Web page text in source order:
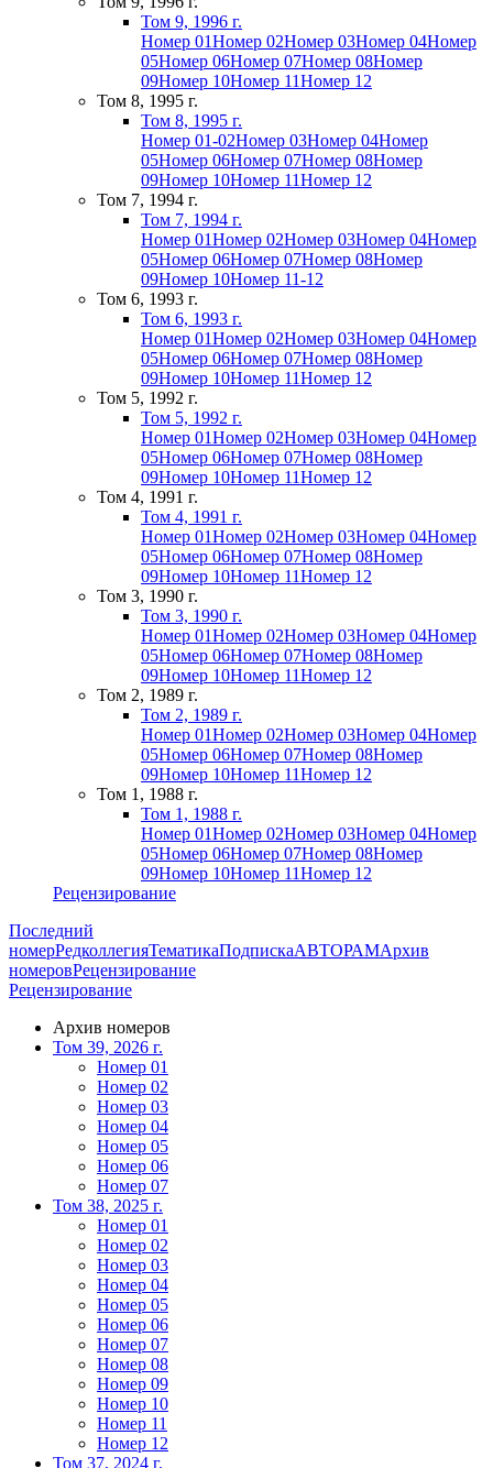
Том 9, 1996 г.
Номер 01Номер 02Номер 03Номер 04Номер
05Номер 06Номер 07Номер 08Номер
09Номер 10Номер 11Номер 12
Том 8, 1995 г.
Том 8, 1995 г.
Номер 01-02Номер 03Номер 04Номер
05Номер 06Номер 07Номер 08Номер
09Номер 10Номер 11Номер 12
Том 7, 1994 г.
Том 7, 1994 г.
Номер 01Номер 02Номер 03Номер 04Номер
05Номер 06Номер 07Номер 08Номер
09Номер 10Номер 11-12
Том 6, 1993 г.
Том 6, 1993 г.
Номер 01Номер 02Номер 03Номер 04Номер
05Номер 06Номер 07Номер 08Номер
09Номер 10Номер 11Номер 12
Том 5, 1992 г.
Том 5, 1992 г.
Номер 01Номер 02Номер 03Номер 04Номер
05Номер 06Номер 07Номер 08Номер
09Номер 10Номер 11Номер 12
Том 4, 1991 г.
Том 4, 1991 г.
Номер 01Номер 02Номер 03Номер 04Номер
05Номер 06Номер 07Номер 08Номер
09Номер 10Номер 11Номер 12
Том 3, 1990 г.
Том 3, 1990 г.
Номер 01Номер 02Номер 03Номер 04Номер
05Номер 06Номер 07Номер 08Номер
09Номер 10Номер 11Номер 12
Том 2, 1989 г.
Том 2, 1989 г.
Номер 01Номер 02Номер 03Номер 04Номер
05Номер 06Номер 07Номер 08Номер
09Номер 10Номер 11Номер 12
Том 1, 1988 г.
Том 1, 1988 г.
Номер 01Номер 02Номер 03Номер 04Номер
05Номер 06Номер 07Номер 08Номер
09Номер 10Номер 11Номер 12
Рецензирование
Последний
номерРедколлегияТематикаПодпискаАВТОРАМАрхив
номеровРецензирование
Рецензирование
Архив номеров
Том 39, 2026 г.
Номер 01
Номер 02
Номер 03
Номер 04
Номер 05
Номер 06
Номер 07
Том 38, 2025 г.
Номер 01
Номер 02
Номер 03
Номер 04
Номер 05
Номер 06
Номер 07
Номер 08
Номер 09
Номер 10
Номер 11
Номер 12
Том 37, 2024 г.